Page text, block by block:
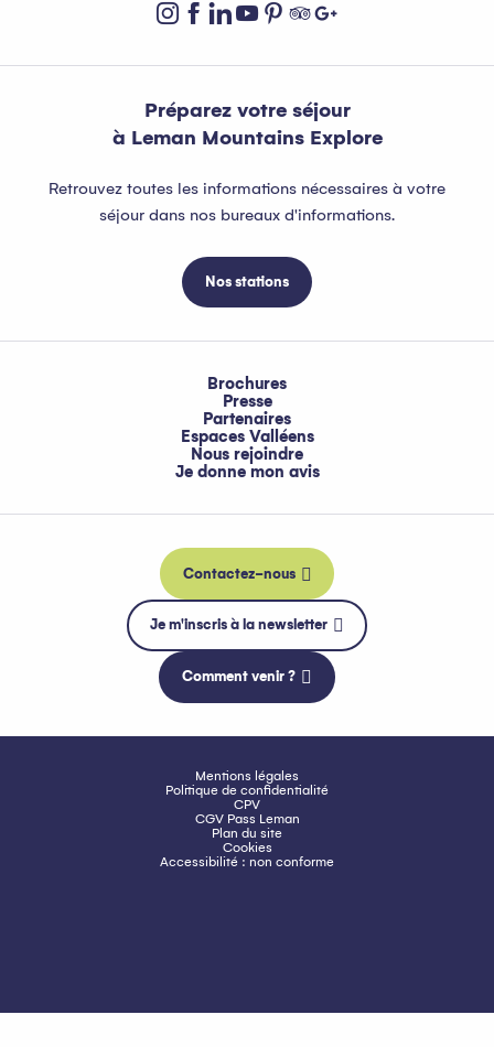
Préparez votre séjour
à Leman Mountains Explore
Retrouvez toutes les informations nécessaires à votre
séjour dans nos bureaux d'informations.
Nos stations
Brochures
Presse
Partenaires
Espaces Valléens
Nous rejoindre
Je donne mon avis
Contactez-nous
Je m'inscris à la newsletter
Comment venir ?
Mentions légales
Politique de confidentialité
CPV
CGV Pass Leman
Plan du site
Cookies
Accessibilité : non conforme